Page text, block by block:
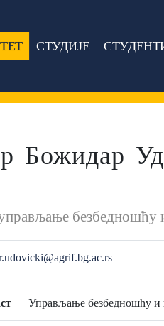
СТУДИЈЕ
Божидар
безбедношћу
Управљање безбедношћу и